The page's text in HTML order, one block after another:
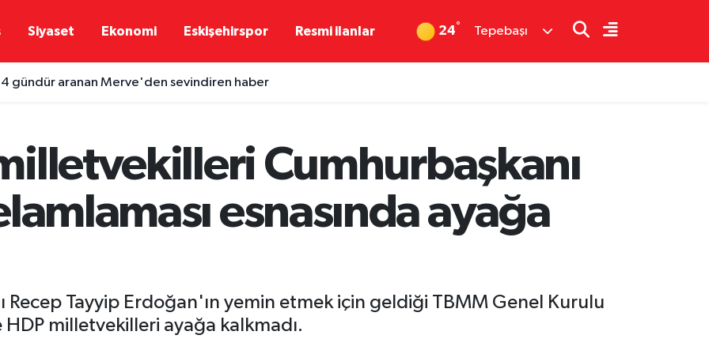
Siyaset Ekonomi Eskişehirspor Resmi ilanlar 24° Tepebaşı
gündür aranan Merve'den sevindiren haber
Cumhurbaşkanı
esnasında ayağa
Recep Tayyip Erdoğan'ın yemin etmek için geldiği TBMM Genel Kurulu
HDP milletvekilleri ayağa kalkmadı.